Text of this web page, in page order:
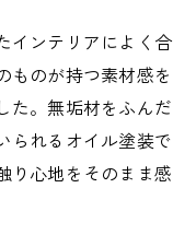
インテリアによく合
ものが持つ素材感を
た。無垢材をふんだ
られるオイル塗装で
り心地をそのまま感